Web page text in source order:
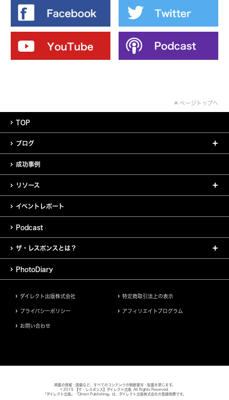
ページトップへ
TOP
ブログ
成功事例
リソース
イベントレポート
Podcast
ザ・レスポンスとは？
PhotoDiary
ダイレクト出版株式会社 特定商取引法上の表示
プライバシーポリシー アフィリエイトプログラム
お問い合わせ
掲載の情報・画像など、すべてのコンテンツの無断複写・転載を禁じます。
© 2015 【ザ・レスポンス】ダイレクト出版. All Rights Reserved.
「ダイレクト出版」「Direct Publishing」は、ダイレクト出版株式会社の登録商標です。